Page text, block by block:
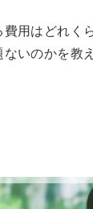
用はどれく
ないのかを教